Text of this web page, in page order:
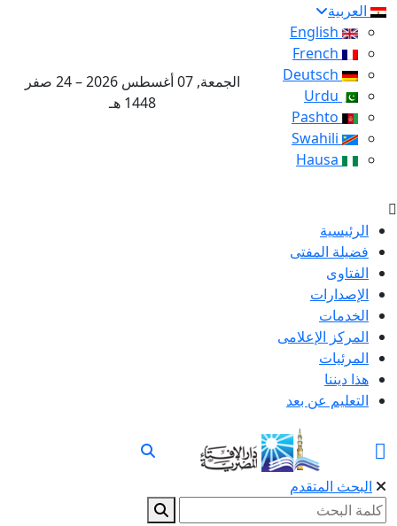
العربية
الجمعة, 07 أغسطس 2026 – 24 صفر
1448 هـ
الرئيسية
فضيلة المفتى
الفتاوى
الإصدارات
الخدمات
المركز الإعلامى
المرئيات
هذا ديننا
التعليم عن بعد
البحث المتقدم